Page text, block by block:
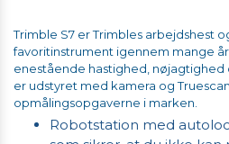
Trimble S7 er Trimbles arbejdshest
favoritinstrument igennem mange
enestående hastighed, nøjagtighed
er udstyret med kamera og
opmålingsopgaverne i marken.
Robotstation med